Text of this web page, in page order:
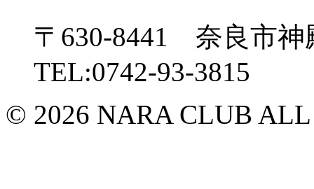
〒630-8441 奈良市
TEL:0742-93-3815
© 2026 NARA CLUB ALL